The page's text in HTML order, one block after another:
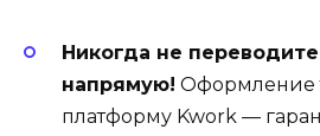
Никогда не
напрямую! Оформление
платформу Kwork —